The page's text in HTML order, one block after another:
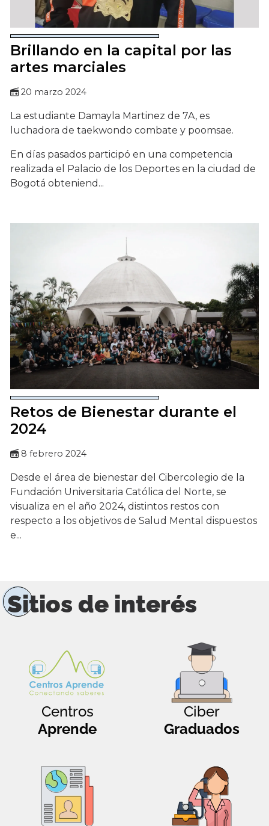
Brillando en la capital por las
artes marciales
20 marzo 2024
La estudiante Damayla Martinez de 7A, es
luchadora de taekwondo combate y poomsae.
En días pasados participó en una competencia
realizada el Palacio de los Deportes en la ciudad de
Bogotá obteniend...
Retos de Bienestar durante el
2024
8 febrero 2024
Desde el área de bienestar del Cibercolegio de la
Fundación Universitaria Católica del Norte, se
visualiza en el año 2024, distintos restos con
respecto a los objetivos de Salud Mental dispuestos
e...
Sitios de interés
Centros
Aprende
Ciber
Graduados